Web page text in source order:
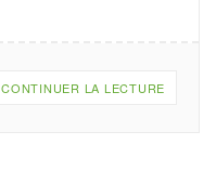
CONTINUER LA LECTURE